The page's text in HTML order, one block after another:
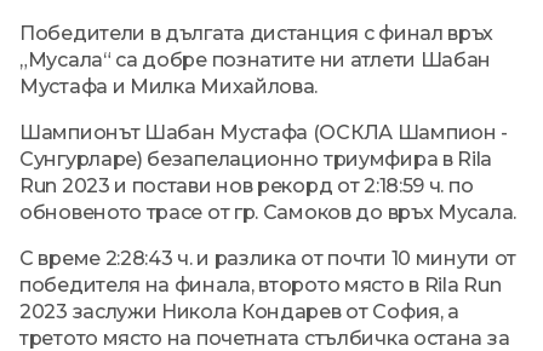
Победители в дългата дистанция с финал връх
„Мусала“ са добре познатите ни атлети Шабан
Мустафа и Милка Михайлова.
Шампионът Шабан Мустафа (ОСКЛА Шампион -
Сунгурларе) безапелационно триумфира в Rila
Run 2023 и постави нов рекорд от 2:18:59 ч. по
обновеното трасе от гр. Самоков до връх Мусала.
С време 2:28:43 ч. и разлика от почти 10 минути от
победителя на финала, второто място в Rila Run
2023 заслужи Никола Кондарев от София, а
третото място на почетната стълбичка остана за